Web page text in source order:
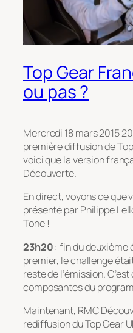
Top Gear
ou pas ?
Mercredi 18 mars 2015
première diffusion de
voici que la version
Découverte.
En direct, voyons ce que
présenté par Philippe
Tone !
23h20: fin du deuxième
premier, le challenge
reste de l’émission.
composantes du
Maintenant, RMC
rediffusion du Top Gear